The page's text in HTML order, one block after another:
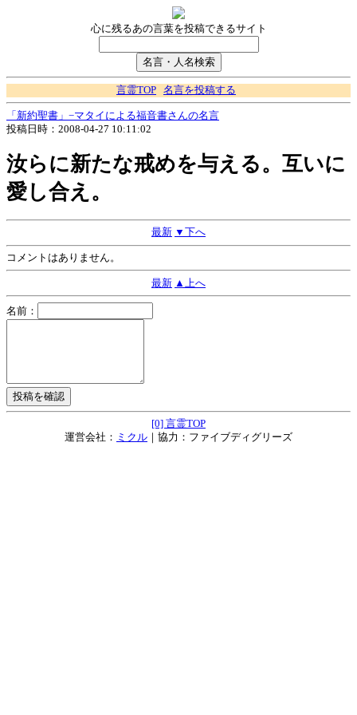
心に残るあの言葉を投稿できるサイト
言霊TOP 名言を投稿する
「新約聖書」−マタイによる福音書さんの名言
投稿日時：2008-04-27 10:11:02
汝らに新たな戒めを与える。互いに
愛し合え。
最新 ▼下へ
コメントはありません。
最新 ▲上へ
名前：
[0] 言霊TOP
運営会社： ミクル ｜協力：ファイブディグリーズ